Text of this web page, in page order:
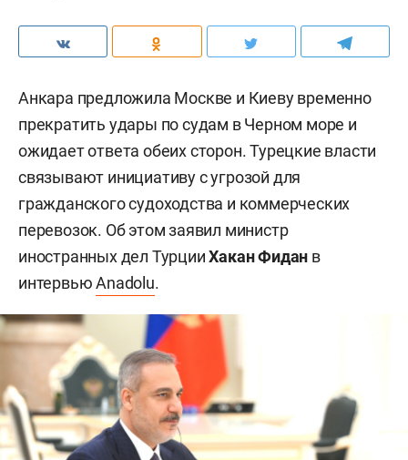
Анкара предложила Москве и Киеву временно
прекратить удары по судам в Черном море и
ожидает ответа обеих сторон. Турецкие власти
связывают инициативу с угрозой для
гражданского судоходства и коммерческих
перевозок. Об этом заявил министр
иностранных дел ТурцииХакан Фидан в
интервьюAnadolu.